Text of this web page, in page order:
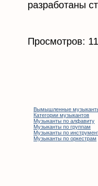
разработаны
Просмотров:
Вымышленные
Категории музыкантов
Музыканты по алфавиту
Музыканты по группам
Музыканты по
Музыканты по оркестрам